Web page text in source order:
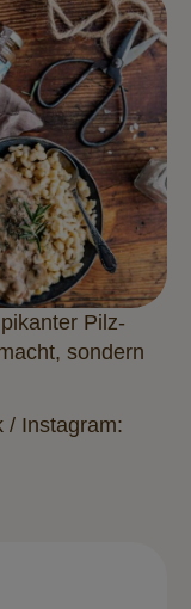
Pilz-
sondern
Instagram: